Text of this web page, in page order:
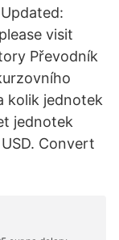
visit
Převodník
kolik jednotek
jednotek
Convert